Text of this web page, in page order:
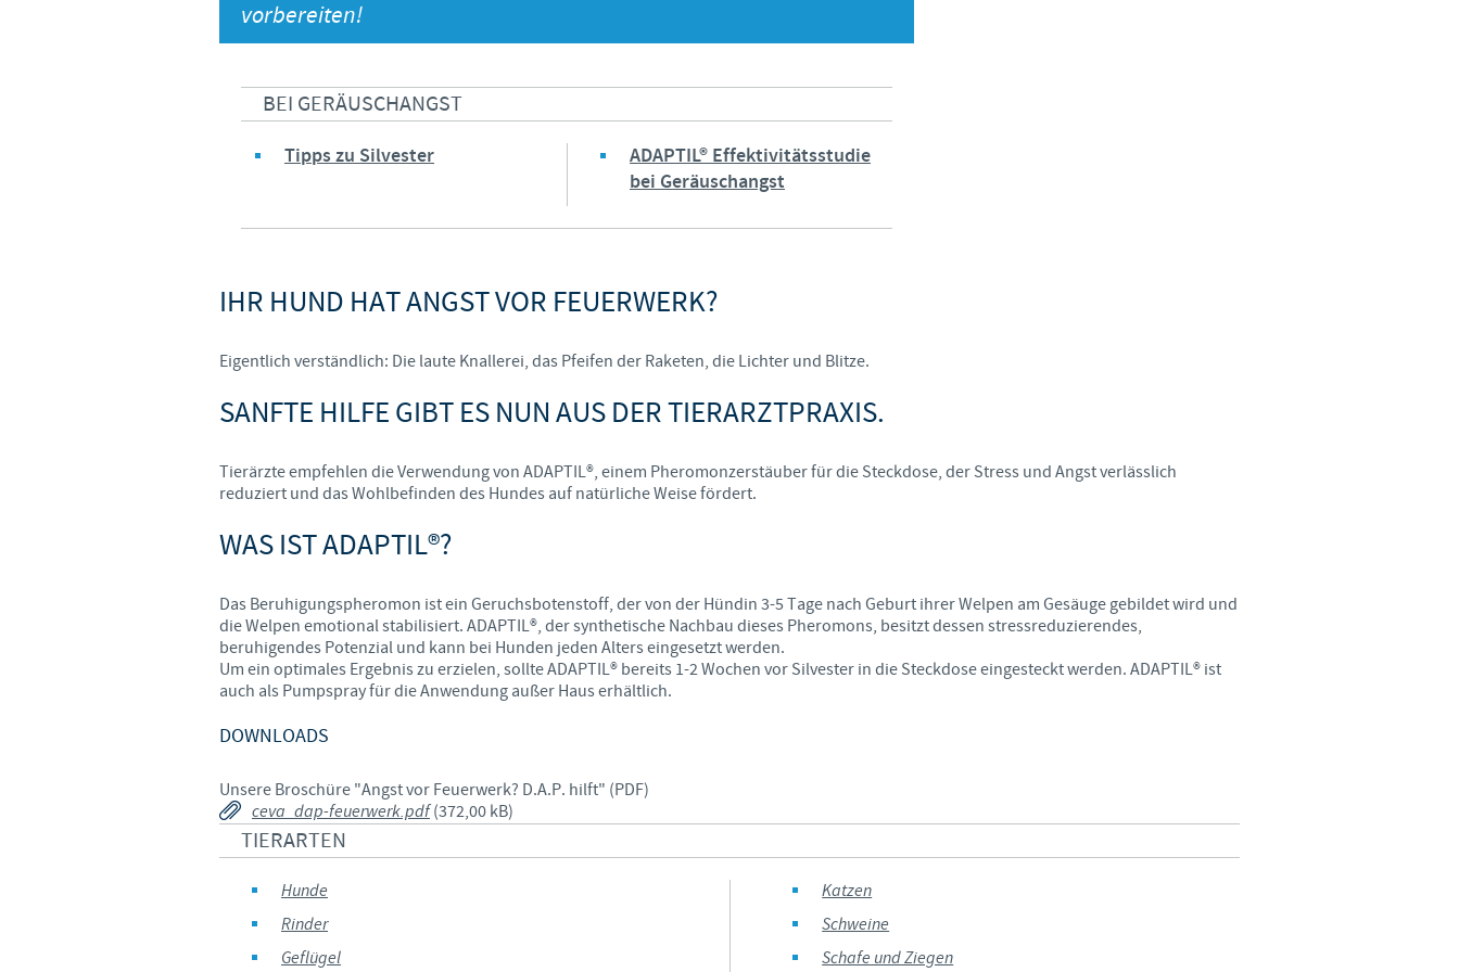
Bulgaria
China
Colombia
Denmark
Egypt
Korea
Malaysia
Sie verlassen diese Seite, um auf eine andere Ceva-Website zu gelangen.
vorbereiten!
BEI GERÄUSCHANGST
Tipps zu Silvester
ADAPTIL® Effektivitätsstudie
bei Geräuschangst
IHR HUND HAT ANGST VOR FEUERWERK?
Eigentlich verständlich: Die laute Knallerei, das Pfeifen der Raketen, die Lichter und Blitze.
SANFTE HILFE GIBT ES NUN AUS DER TIERARZTPRAXIS.
Tierärzte empfehlen die Verwendung von ADAPTIL®, einem Pheromonzerstäuber für die Steckdose, der Stress und Angst verlässlich
reduziert und das Wohlbefinden des Hundes auf natürliche Weise fördert.
WAS IST ADAPTIL®?
Das Beruhigungspheromon ist ein Geruchsbotenstoff, der von der Hündin 3-5 Tage nach Geburt ihrer Welpen am Gesäuge gebildet wird und
die Welpen emotional stabilisiert. ADAPTIL®, der synthetische Nachbau dieses Pheromons, besitzt dessen stressreduzierendes,
beruhigendes Potenzial und kann bei Hunden jeden Alters eingesetzt werden.
Um ein optimales Ergebnis zu erzielen, sollte ADAPTIL® bereits 1-2 Wochen vor Silvester in die Steckdose eingesteckt werden. ADAPTIL® ist
auch als Pumpspray für die Anwendung außer Haus erhältlich.
DOWNLOADS
Unsere Broschüre "Angst vor Feuerwerk? D.A.P. hilft" (PDF)
ceva_dap-feuerwerk.pdf(372,00 kB)
TIERARTEN
Hunde
Katzen
Rinder
Schweine
Geflügel
Schafe und Ziegen